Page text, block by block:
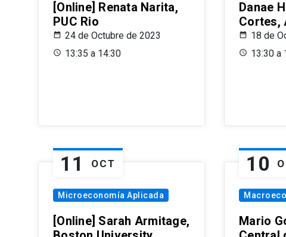
[Online] Renata Narita,
PUC Rio
24 de Octubre de 2023
13:35 a 14:30
Danae
Cortes,
18 de
13:30 a
11 OCT
Microeconomía Aplicada
[Online] Sarah Armitage,
10
Mario